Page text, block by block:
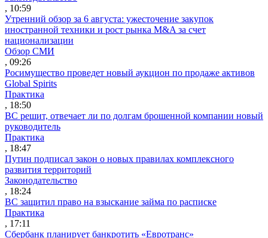
, 10:59
Утренний обзор за 6 августа: ужесточение закупок
иностранной техники и рост рынка M&A за счет
национализации
Обзор СМИ
, 09:26
Росимущество проведет новый аукцион по продаже активов
Global Spirits
Практика
, 18:50
ВС решит, отвечает ли по долгам брошенной компании новый
руководитель
Практика
, 18:47
Путин подписал закон о новых правилах комплексного
развития территорий
Законодательство
, 18:24
ВС защитил право на взыскание займа по расписке
Практика
, 17:11
Сбербанк планирует банкротить «Евротранс»